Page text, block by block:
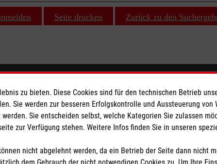
Seite drucken Zurück zu den
Malteser online
Malteser in Deutschland
Malteser International
zu bieten. Diese Cookies sind für den technischen Betrieb
Sie werden zur besseren Erfolgskontrolle und Aussteuerung von
Sie entscheiden selbst, welche Kategorien Sie zulassen
zur Verfügung stehen. Weitere Infos finden Sie in unseren
nicht abgelehnt werden, da ein Betrieb der Seite dann nicht